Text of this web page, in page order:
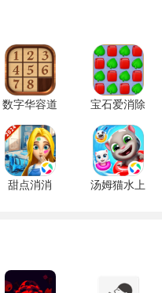
让玩家在捕鱼的也能欣
性的激光能量奖励，帮助
验。
玩家可以选择不同的难
数字华容道
2.15 手机
版
宝石爱消除
1.0.5 手机
版
甜点消消
汤姆猫水上